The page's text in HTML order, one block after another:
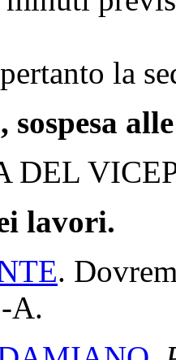
la
sospesa
DEL
lavori.
.
A.